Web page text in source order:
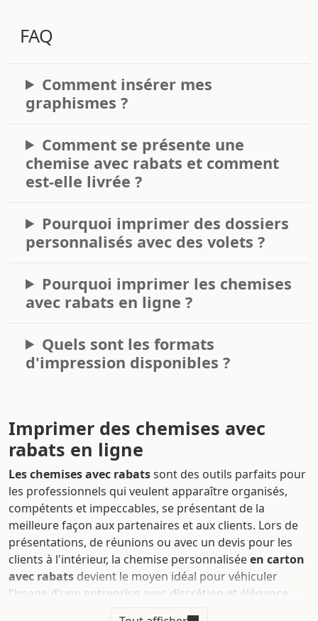
FAQ
Comment insérer mes
graphismes ?
Comment se présente une
chemise avec rabats et comment
est-elle livrée ?
Pourquoi imprimer des dossiers
personnalisés avec des volets ?
Pourquoi imprimer les chemises
avec rabats en ligne ?
Quels sont les formats
d'impression disponibles ?
Imprimer des chemises avec
rabats en ligne
Les chemises avec rabatssont des outils parfaits pour
les professionnels qui veulent apparaître organisés,
compétents et impeccables, se présentant de la
meilleure façon aux partenaires et aux clients. Lors de
présentations, de réunions ou avec un devis pour les
clients à l'intérieur, la chemise personnaliséeen carton
avec rabats devient le moyen idéal pour véhiculer
l'image d'une entreprise avec discrétion et élégance.